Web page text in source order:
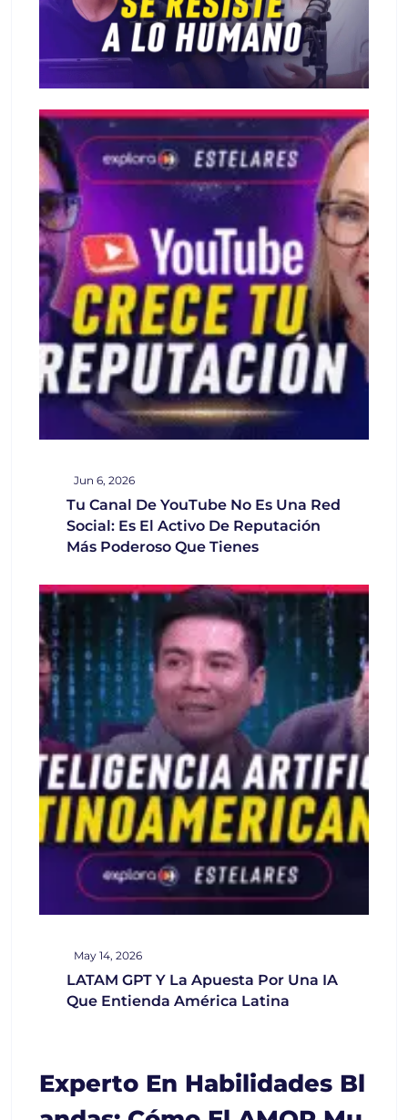
Jun 6, 2026
Tu Canal De YouTube No Es Una Red
Social: Es El Activo De Reputación
Más Poderoso Que Tienes
May 14, 2026
LATAM GPT Y La Apuesta Por Una IA
Que Entienda América Latina
Experto En Habilidades Bl